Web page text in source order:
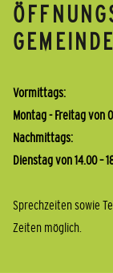
Vormittags:
Montag - Freitag von
Nachmittags:
Dienstag von 14.00 –
Sprechzeiten sowie
Zeiten möglich.